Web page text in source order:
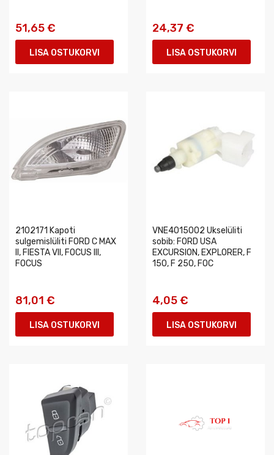
51,65 €
LISA OSTUKORVI
24,37 €
LISA OSTUKORVI
2102171 Kapoti
sulgemislüliti FORD C MAX
II, FIESTA VII, FOCUS III,
FOCUS
81,01 €
LISA OSTUKORVI
VNE4015002 Ukselüliti
sobib: FORD USA
EXCURSION, EXPLORER, F
150, F 250, FOC
4,05 €
LISA OSTUKORVI